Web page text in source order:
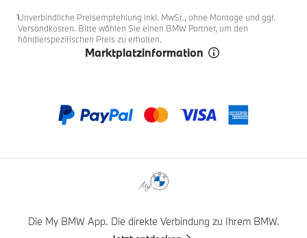
Fußnoten
Fußnote 1
Unverbindliche Preisempfehlung inkl. MwSt., ohne Montage und ggf.
Versandkosten. Bitte wählen Sie einen BMW Partner, um den
händlerspezifischen Preis zu erhalten.
1
1. 0
1. 1
1. 2
1. 3
Marktplatzinformation